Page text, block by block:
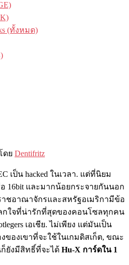
(ทั้งหมด)
โดย Dentifritz
เป็น hacked ในเวลา. แต่ที่นิยม
16bit และมากน้อยกระจายกันนอก
าชอาณาจักรและสหรัฐอเมริกามีข้อ
กใจที่น่ารักที่สุดของคอนโซลทุกคน
เอเชีย. ไม่เพียง แต่มันเป็น
งของเขาที่จะใช้ในเกมดิสเก็ต, ขณะ
ยังมีสิทธิ์ที่จะได้ Hu-X การ์ดใน 1